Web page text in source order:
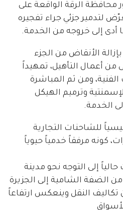
الرقة الواقعة على
لتدمير جزئي جراء تفجيره
أدى إلى خروجه من الخدمة.
الأنقاض من الجزء
من أعمال التأهيل، تمهيداً
الفنية، ومن ثم المباشرة
وترميم الهيكل
الخدمة.
للشاحنات التجارية
كونه مرفقاً خدمياً حيوياً
إلى التوجه نحو مدينة
الضفة الشامية إلى الجزيرة
تكاليف النقل وينعكس ارتفاعاً